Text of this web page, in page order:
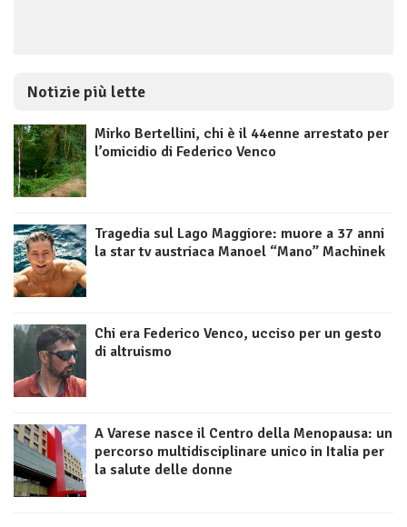
Notizie più lette
Mirko Bertellini, chi è il 44enne arrestato per
l’omicidio di Federico Venco
Tragedia sul Lago Maggiore: muore a 37 anni
la star tv austriaca Manoel “Mano” Machinek
Chi era Federico Venco, ucciso per un gesto
di altruismo
A Varese nasce il Centro della Menopausa: un
percorso multidisciplinare unico in Italia per
la salute delle donne